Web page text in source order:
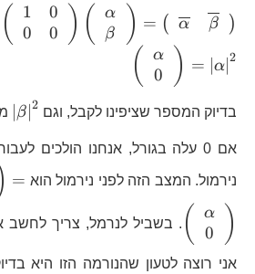
(
1
0
0
0
) (
α
β
) = ( α β )
( α
0 ) = α 2
בדיוק המספר שציפינו לקבל, וגם β 2
אם 0 עלה בגורל, אנחנו הולכים לעבור למצב
נירמול. המצב הזה לפני נירמול הוא ) =
( α
0 ) . בשביל לנרמל, צריך
אני רוצה לטעון שהנורמה הזו היא